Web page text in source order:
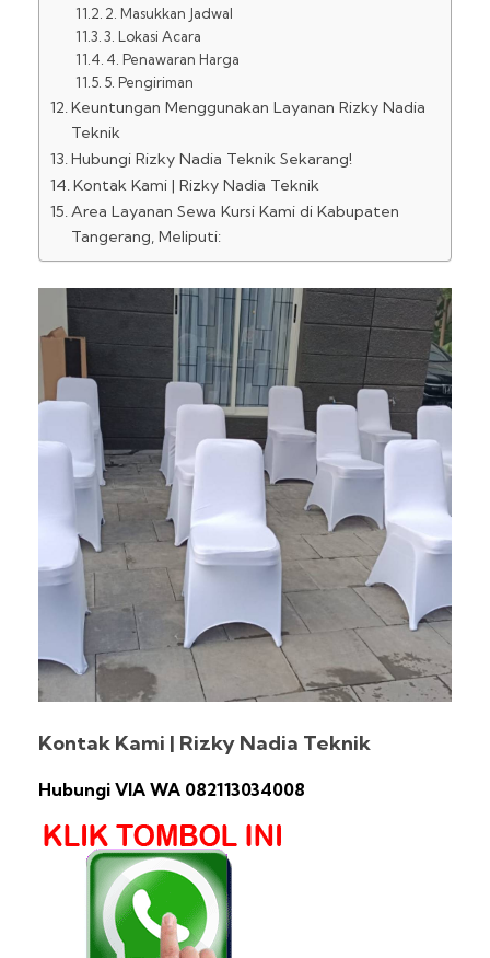
2. Masukkan Jadwal
3. Lokasi Acara
4. Penawaran Harga
5. Pengiriman
Keuntungan Menggunakan Layanan Rizky Nadia
Teknik
Hubungi Rizky Nadia Teknik Sekarang!
Kontak Kami | Rizky Nadia Teknik
Area Layanan Sewa Kursi Kami di Kabupaten
Tangerang, Meliputi:
Kontak Kami | Rizky Nadia Teknik
Hubungi VIA WA 082113034008